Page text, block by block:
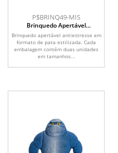
P$BRINQ49-MIS
Brinquedo Apertável
Antiestresse
Brinquedo apertável antiestresse em
formato de pata estilizada. Cada
embalagem contém duas unidades
em tamanhos...